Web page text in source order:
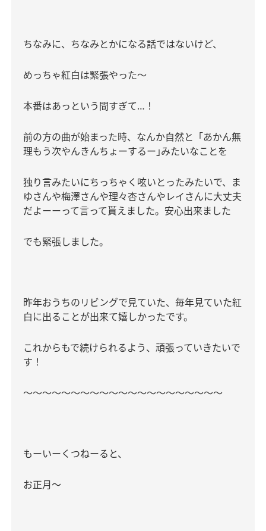
ちなみに、ちなみとかになる話ではないけど、
めっちゃ紅白は緊張やった〜
本番はあっという間すぎて… ！
前の方の曲が始まった時、なんか自然と「あかん無
理もう次やんきんちょーするー｣みたいなことを
独り言みたいにちっちゃく呟いとったみたいで、ま
ゆさんや梅澤さんや理々杏さんやレイさんに大丈夫
だよーーって言って貰えました。安心出来ました
でも緊張しました。
昨年おうちのリビングで見ていた、毎年見ていた紅
白に出ることが出来て嬉しかったです。
これからもで続けられるよう、頑張っていきたいで
す！
〜〜〜〜〜〜〜〜〜〜〜〜〜〜〜〜〜〜〜〜〜
もーいーくつねーると、
お正月〜